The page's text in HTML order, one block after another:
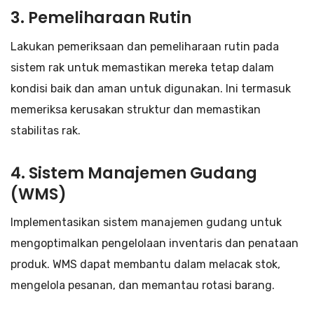
3. Pemeliharaan Rutin
Lakukan pemeriksaan dan pemeliharaan rutin pada
sistem rak untuk memastikan mereka tetap dalam
kondisi baik dan aman untuk digunakan. Ini termasuk
memeriksa kerusakan struktur dan memastikan
stabilitas rak.
4. Sistem Manajemen Gudang
(WMS)
Implementasikan sistem manajemen gudang untuk
mengoptimalkan pengelolaan inventaris dan penataan
produk. WMS dapat membantu dalam melacak stok,
mengelola pesanan, dan memantau rotasi barang.